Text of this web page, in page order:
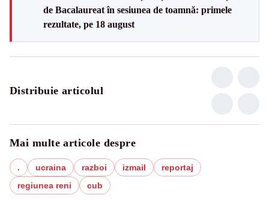
de Bacalaureat în sesiunea de toamnă: primele
rezultate, pe 18 august
Distribuie articolul
Mai multe articole despre
. ucraina razboi izmail
reportaj
regiunea reni
cub